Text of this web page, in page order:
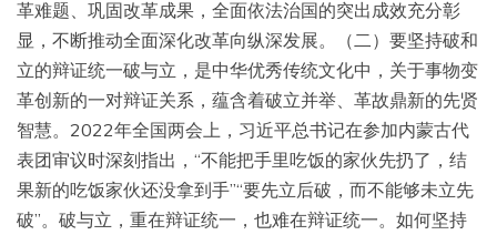
革难题、巩固改革成果，全面依法治国的突出成效充分彰
显，不断推动全面深化改革向纵深发展。（二）要坚持破和
立的辩证统一破与立，是中华优秀传统文化中，关于事物变
革创新的一对辩证关系，蕴含着破立并举、革故鼎新的先贤
智慧。2022年全国两会上，习近平总书记在参加内蒙古代
表团审议时深刻指出，“不能把手里吃饭的家伙先扔了，结
果新的吃饭家伙还没拿到手”“要先立后破，而不能够未立先
破”。破与立，重在辩证统一，也难在辩证统一。如何坚持